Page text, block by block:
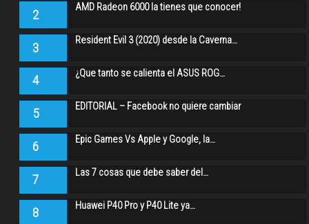
2 AMD Radeon 6000 la tienes que conocer!
3 Resident Evil 3 (2020) desde la Caverna…
4 ¿Que tanto se calienta el ASUS ROG…
5 EDITORIAL – Facebook no quiere cambiar
6 Epic Games Vs Apple y Google, la…
7 Las 7 cosas que debe saber del…
8 Huawei P40 Pro y P40 Lite ya…